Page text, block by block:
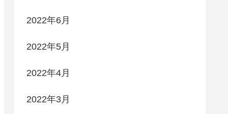
2022年6月
2022年5月
2022年4月
2022年3月